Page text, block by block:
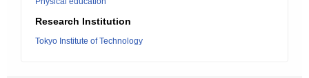
Research Institution
Tokyo Institute of Technology